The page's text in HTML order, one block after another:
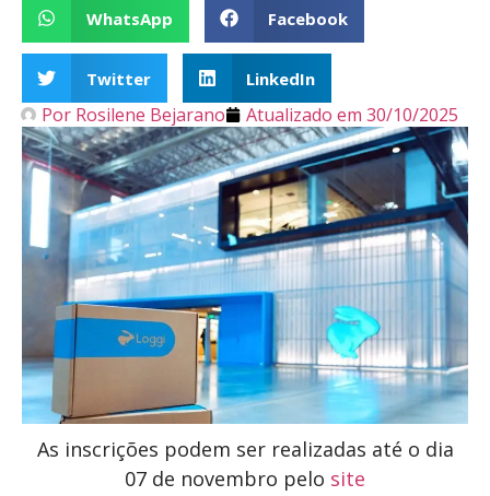
WhatsApp Facebook
Twitter LinkedIn
Por Rosilene Bejarano Atualizado em 30/10/2025
As inscrições podem ser realizadas até o dia
07 de novembro pelo site